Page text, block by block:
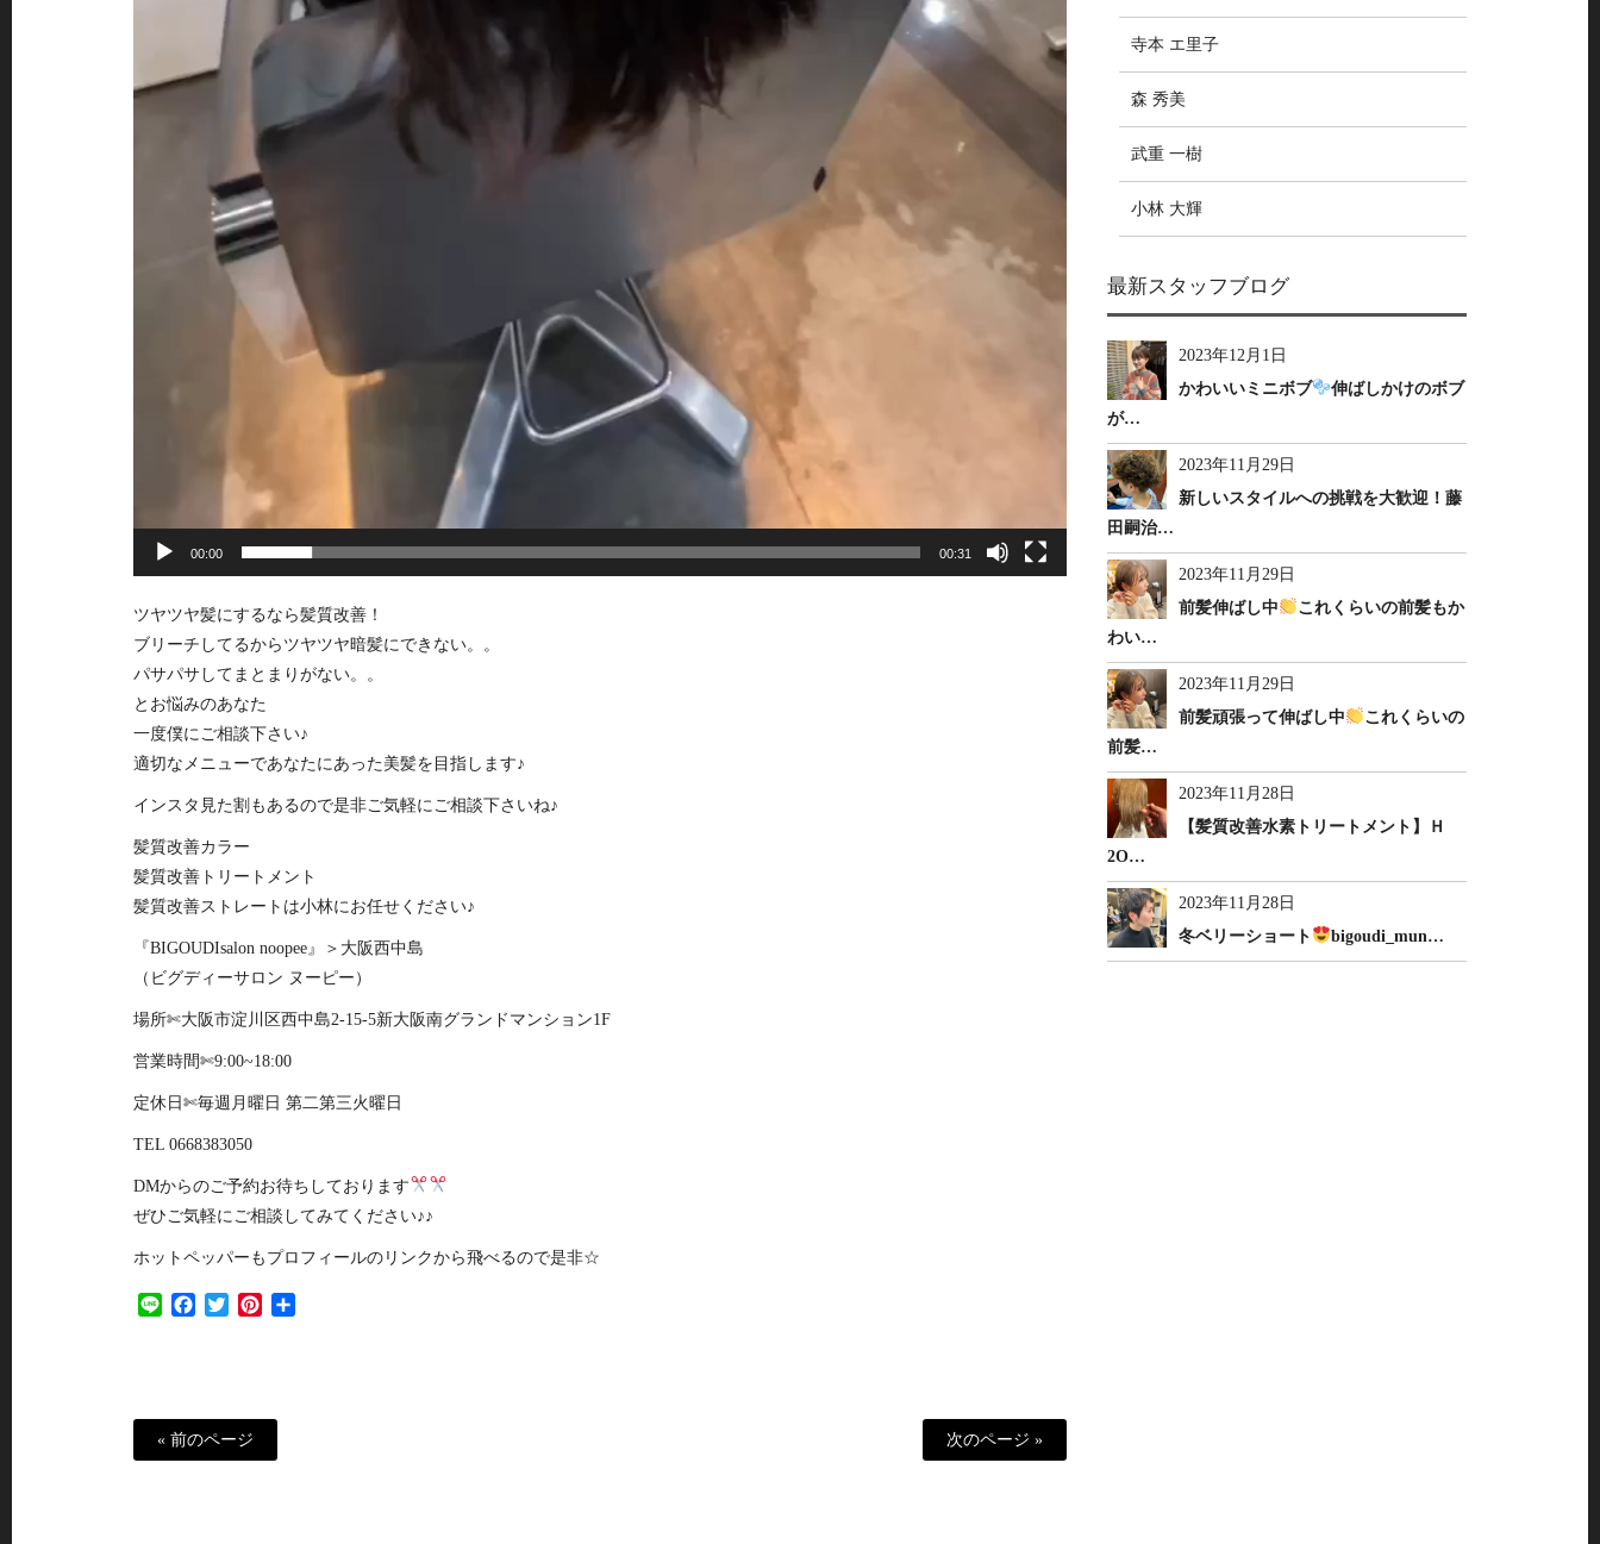
00:00 00:31
ツヤツヤ髪にするなら髪質改善！
ブリーチしてるからツヤツヤ暗髪にできない。。
パサパサしてまとまりがない。。
とお悩みのあなた
一度僕にご相談下さい♪
適切なメニューであなたにあった美髪を目指します♪
インスタ見た割もあるので是非ご気軽にご相談下さいね♪
髪質改善カラー
髪質改善トリートメント
髪質改善ストレートは小林にお任せください♪
『BIGOUDIsalon noopee』＞大阪西中島
（ビグディーサロン ヌーピー）
場所✄大阪市淀川区西中島2-15-5新大阪南グランドマンション1F
営業時間✄9:00~18:00
定休日✄毎週月曜日 第二第三火曜日
TEL 0668383050
DMからのご予約お待ちしております
ぜひご気軽にご相談してみてください♪♪
ホットペッパーもプロフィールのリンクから飛べるので是非☆
Line FacebookTwitterPinterest
« 前のページ 次のページ »
寺本 エ里子
森 秀美
武重 一樹
小林 大輝
最新スタッフブログ
2023年12月1日
かわいいミニボブ
伸ばしかけのボブ
が…
2023年11月29日
新しいスタイルへの挑戦を大歓迎！藤
田嗣治…
2023年11月29日
前髪伸ばし中
これくらいの前髪もか
わい…
2023年11月29日
前髪頑張って伸ばし中
これくらいの
前髪…
2023年11月28日
【髪質改善水素トリートメント】Ｈ
2O…
2023年11月28日
冬ベリーショート
bigoudi_mun…